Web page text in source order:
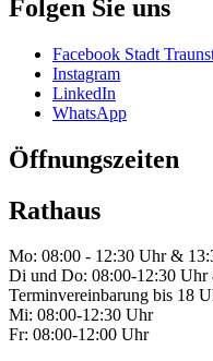
Folgen Sie uns
Facebook Stadt
Instagram
LinkedIn
WhatsApp
Öffnungszeiten
Rathaus
Mo: 08:00 - 12:30 Uhr &
Di und Do: 08:00-12:30
Terminvereinbarung bis 18
Mi: 08:00-12:30 Uhr
Fr: 08:00-12:00 Uhr